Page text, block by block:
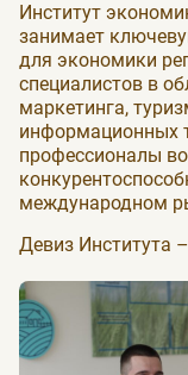
Институт
занимает
для экономики
специалистов в
маркетинга,
информационных
профессионалы
международном
Девиз Института